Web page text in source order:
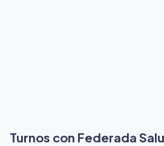
Turnos con Federada